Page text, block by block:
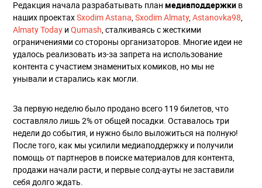
Редакция начала разрабатывать план медиаподдержки в
наших проектахSxodim Astana,Sxodim Almaty,Astanovka98,
Almaty Today и Qumash, сталкиваясь с жесткими
ограничениями со стороны организаторов. Многие идеи не
удалось реализовать из-за запрета на использование
контента с участием знаменитых комиков, но мы не
унывали и старались как могли.
За первую неделю было продано всего 119 билетов, что
составляло лишь 2% от общей посадки. Оставалось три
недели до события, и нужно было выложиться на полную!
После того, как мы усилили медиаподдержку и получили
помощь от партнеров в поиске материалов для контента,
продажи начали расти, и первые солд-ауты не заставили
себя долго ждать.